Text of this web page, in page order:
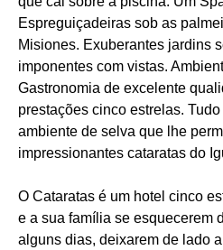
Espreguiçadeiras sob as
Misiones. Exuberantes jardins
imponentes com vistas.
Gastronomia de excelente
prestações cinco estrelas.
ambiente de selva que lhe
impressionantes cataratas do
O Cataratas é um hotel cinco
e a sua família se esquecerem
alguns dias, deixarem de lado